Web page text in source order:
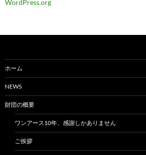
WordPress.org
ホーム
NEWS
財団の概要
ワンアース10年、感謝しかありません
ご挨拶